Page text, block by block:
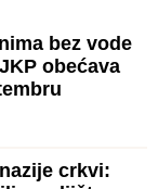
bez vode
obećava
crkvi: